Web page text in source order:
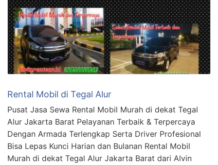
Rental Mobil di Tegal Alur
Pusat Jasa Sewa Rental Mobil Murah di dekat Tegal
Alur Jakarta Barat Pelayanan Terbaik & Terpercaya
Dengan Armada Terlengkap Serta Driver Profesional
Bisa Lepas Kunci Harian dan Bulanan Rental Mobil
Murah di dekat Tegal Alur Jakarta Barat dari Alvin